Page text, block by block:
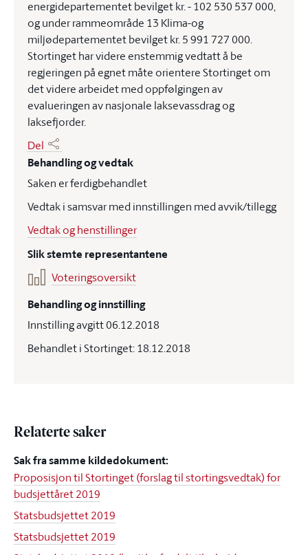
energidepartementet bevilget kr. - 102 530 537 000,
og under rammeområde 13 Klima-og
miljødepartementet bevilget kr. 5 991 727 000.
Stortinget har videre enstemmig vedtatt å be
regjeringen på egnet måte orientere Stortinget om
det videre arbeidet med oppfølgingen av
evalueringen av nasjonale laksevassdrag og
laksefjorder.
Del
Behandling og vedtak
Saken er ferdigbehandlet
Vedtak i samsvar med innstillingen med avvik/tillegg
Vedtak og henstillinger
Slik stemte representantene
Voteringsoversikt
Behandling og innstilling
Innstilling avgitt 06.12.2018
Behandlet i Stortinget: 18.12.2018
Relaterte saker
Sak fra samme kildedokument:
Proposisjon til Stortinget (forslag til stortingsvedtak) for
budsjettåret 2019
Statsbudsjettet 2019
Statsbudsjettet 2019